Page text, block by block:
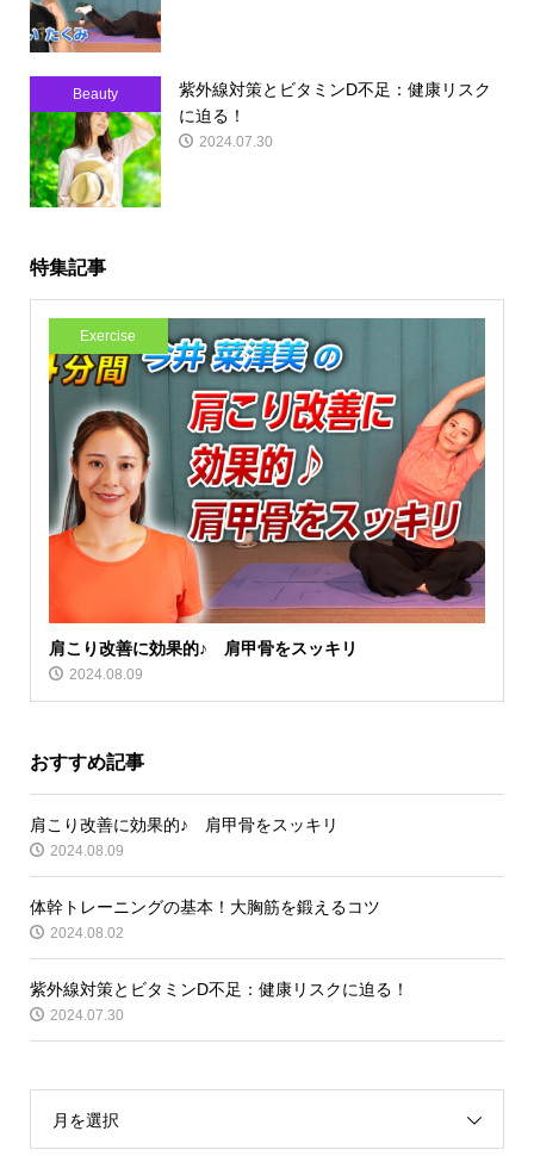
Beauty
紫外線対策とビタミンD不足：健康リスク
に迫る！
2024.07.30
特集記事
Exercise
肩こり改善に効果的♪ 肩甲骨をスッキリ
2024.08.09
おすすめ記事
肩こり改善に効果的♪ 肩甲骨をスッキリ
2024.08.09
体幹トレーニングの基本！大胸筋を鍛えるコツ
2024.08.02
紫外線対策とビタミンD不足：健康リスクに迫る！
2024.07.30
月を選択